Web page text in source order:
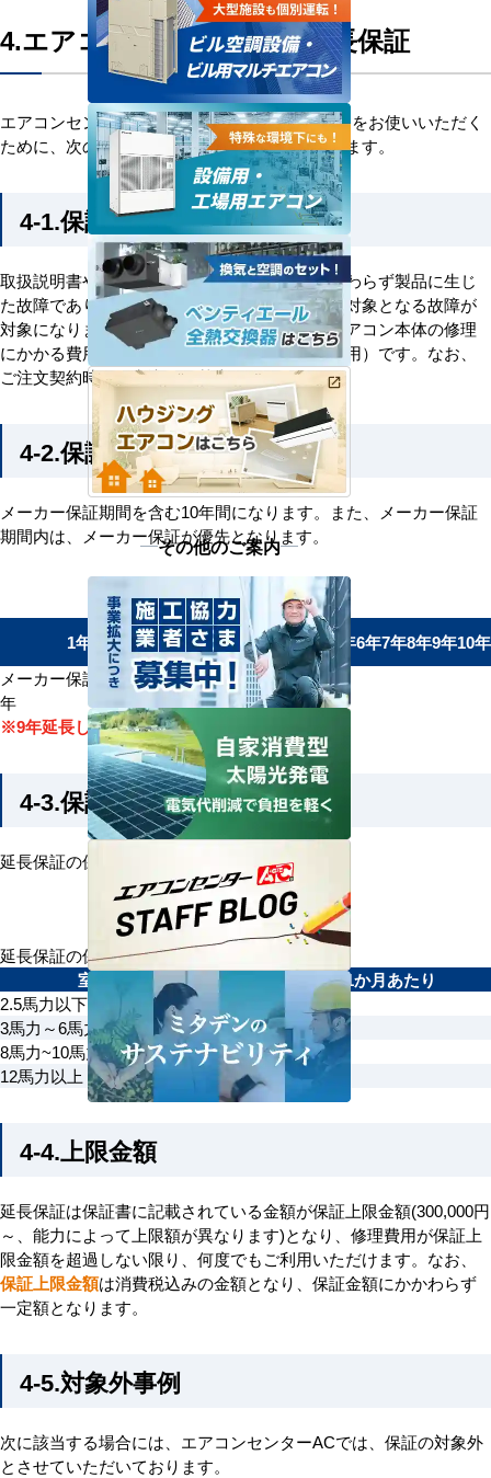
4.エアコンセンターACの延長保証
エアコンセンターACでは、永く業務用エアコンをお使いいただく
ために、次の様な延長保証の内容になっております。
4-1.保証対象
取扱説明書や注意書の通りに使用したにもかかわらず製品に生じ
た故障であり、製造メーカーの保証規程で保証対象となる故障が
対象になります。延長保証の対象は、業務用エアコン本体の修理
にかかる費用（部品代・技術料・出張料・諸費用）です。なお、
ご注文契約時のお申込みが基本となります。
4-2.保証期間
メーカー保証期間を含む10年間になります。また、メーカー保証
期間内は、メーカー保証が優先となります。
1年 2年
3
年
4
年
5年6年7年8年9年10年
メーカー保証期間 1
年
延長保証期間 9
※9年延長して10年間保証
4-3.保証料金
延長保証の保証料金は次の通りです。
延長保証の保証料金（税別）
室外機馬力
月換算 1か月あたり
2.5馬力以下
291円～461円
3馬力～6馬力以下
475円～708円
8馬力~10馬力以下
650円～975円
12馬力以上
別途ご案内
4-4.上限金額
延長保証は保証書に記載されている金額が保証上限金額(300,000円
～、能力によって上限額が異なります)となり、修理費用が保証上
限金額を超過しない限り、何度でもご利用いただけます。なお、
保証上限金額は消費税込みの金額となり、保証金額にかかわらず
一定額となります。
4-5.対象外事例
次に該当する場合には、エアコンセンターACでは、保証の対象外
とさせていただいております。
その他のご案内